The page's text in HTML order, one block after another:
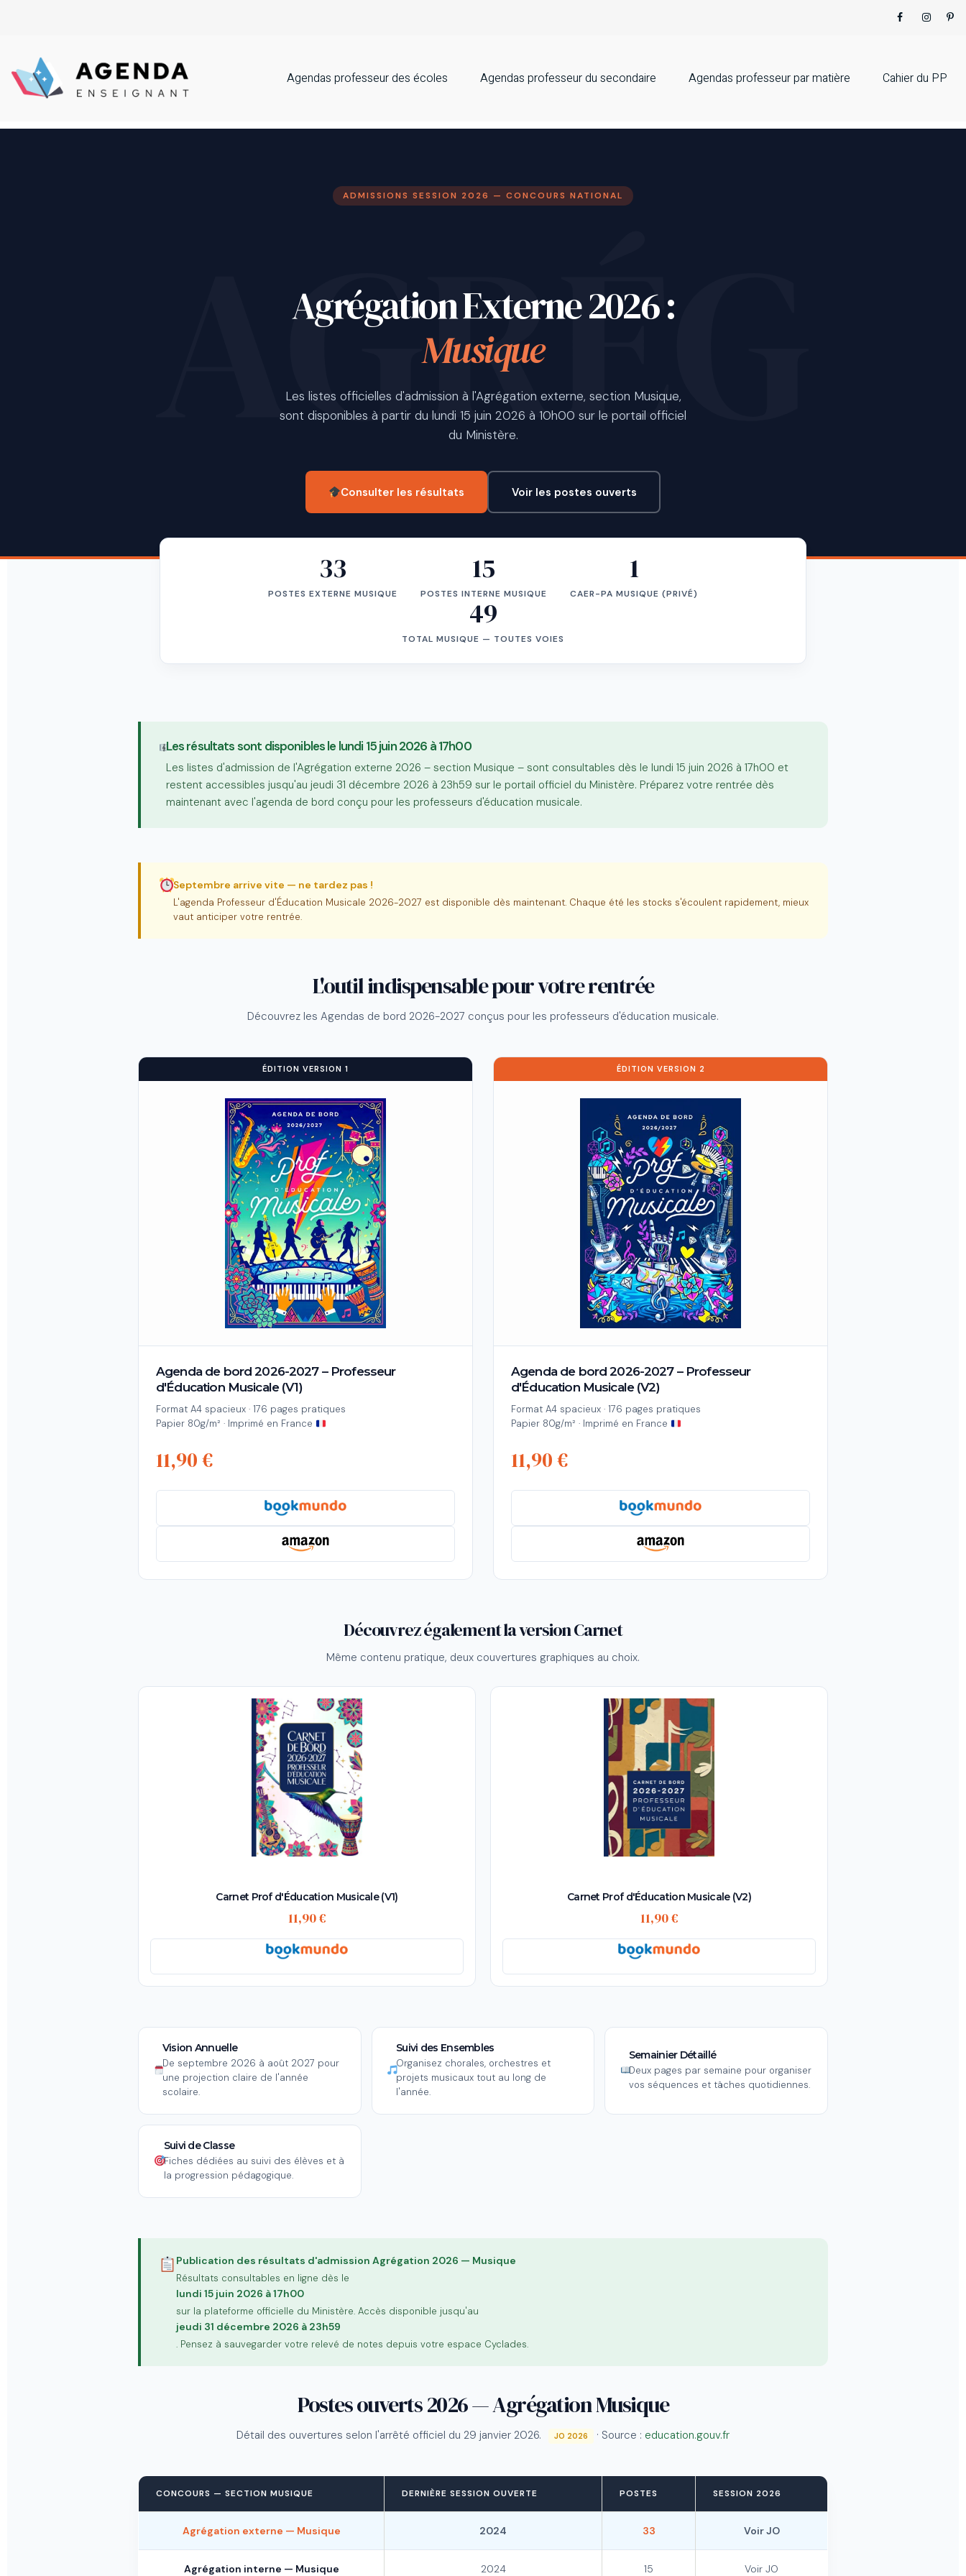
Agendas professeur des écoles Agendas professeur du secondaire Agendas professeur par matière Cahier du PP
ADMISSIONS SESSION 2026 — CONCOURS NATIONAL
Agrégation Externe 2026 :
Musique
Les listes officielles d'admission à l'Agrégation externe, section Musique,
sont disponibles à partir du lundi 15 juin 2026 à 10h00 sur le portail officiel
du Ministère.
Consulter les résultats Voir les postes ouverts
33
POSTES EXTERNE MUSIQUE
15
POSTES INTERNE MUSIQUE
1
CAER-PA MUSIQUE (PRIVÉ)
49
TOTAL MUSIQUE — TOUTES VOIES
Les résultats sont disponibles le lundi 15 juin 2026 à 17h00
Les listes d'admission de l'Agrégation externe 2026 – section Musique – sont consultables dès le lundi 15 juin 2026 à 17h00 et
restent accessibles jusqu'au jeudi 31 décembre 2026 à 23h59 sur le portail officiel du Ministère. Préparez votre rentrée dès
maintenant avec l'agenda de bord conçu pour les professeurs d'éducation musicale.
Septembre arrive vite — ne tardez pas !
L'agenda Professeur d'Éducation Musicale 2026-2027 est disponible dès maintenant. Chaque été les stocks s'écoulent rapidement, mieux
vaut anticiper votre rentrée.
L'outil indispensable pour votre rentrée
Découvrez les Agendas de bord 2026-2027 conçus pour les professeurs d'éducation musicale.
ÉDITION VERSION 1
Agenda de bord 2026-2027 – Professeur
d'Éducation Musicale (V1)
Format A4 spacieux · 176 pages pratiques
Papier 80g/m² · Imprimé en France
11,90 €
ÉDITION VERSION 2
Agenda de bord 2026-2027 – Professeur
d'Éducation Musicale (V2)
Format A4 spacieux · 176 pages pratiques
Papier 80g/m² · Imprimé en France
11,90 €
Découvrez également la version Carnet
Même contenu pratique, deux couvertures graphiques au choix.
Carnet Prof d'Éducation Musicale (V1)
11,90 €
Carnet Prof d'Éducation Musicale (V2)
11,90 €
Vision Annuelle
De septembre 2026 à août 2027 pour
une projection claire de l'année
scolaire.
Suivi des Ensembles
Organisez chorales, orchestres et
projets musicaux tout au long de
l'année.
Semainier Détaillé
Deux pages par semaine pour organiser
vos séquences et tâches quotidiennes.
Suivi de Classe
Fiches dédiées au suivi des élèves et à
la progression pédagogique.
Publication des résultats d'admission Agrégation 2026 — Musique
Résultats consultables en ligne dès le
lundi 15 juin 2026 à 17h00
sur la plateforme officielle du Ministère. Accès disponible jusqu'au
jeudi 31 décembre 2026 à 23h59
. Pensez à sauvegarder votre relevé de notes depuis votre espace Cyclades.
Postes ouverts 2026 — Agrégation Musique
Détail des ouvertures selon l'arrêté officiel du 29 janvier 2026. JO 2026 · Source : education.gouv.fr
CONCOURS — SECTION MUSIQUE DERNIÈRE SESSION OUVERTE POSTES SESSION 2026
Agrégation externe — Musique 2024 33 Voir JO
Agrégation interne — Musique 2024 15 Voir JO